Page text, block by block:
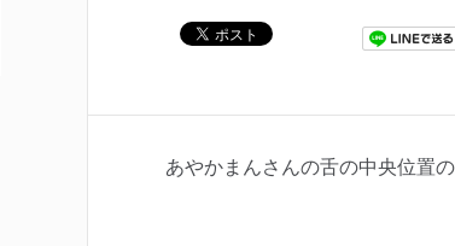
あやかまんさんの舌の中央位置